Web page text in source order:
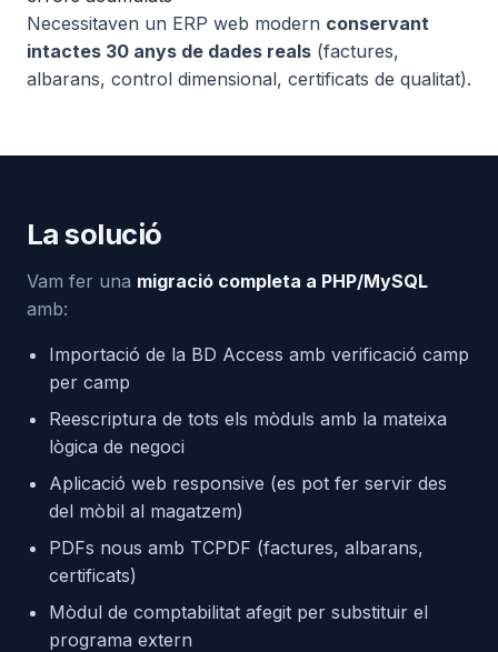
Necessitaven un ERP web modern conservant
intactes 30 anys de dades reals (factures,
albarans, control dimensional, certificats de qualitat).
La solució
Vam fer una migració completa a PHP/MySQL
amb:
Importació de la BD Access amb verificació camp
per camp
Reescriptura de tots els mòduls amb la mateixa
lògica de negoci
Aplicació web responsive (es pot fer servir des
del mòbil al magatzem)
PDFs nous amb TCPDF (factures, albarans,
certificats)
Mòdul de comptabilitat afegit per substituir el
programa extern